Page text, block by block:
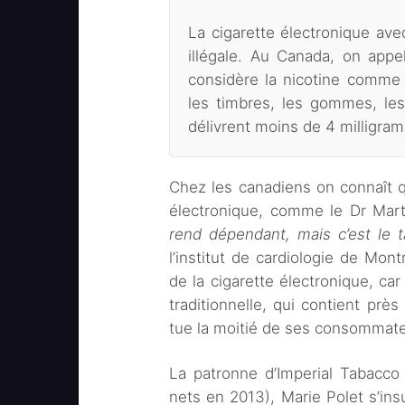
La cigarette électronique
illégale. Au Canada, on
considère la nicotine
les timbres, les gommes,
délivrent moins de 4
Chez les canadiens on connaît
électronique, comme le Dr
rend dépendant, mais c’est le
l’institut de cardiologie de
de la cigarette électronique,
traditionnelle, qui contient
tue la moitié de ses
La patronne d’Imperial
nets en 2013), Marie Polet